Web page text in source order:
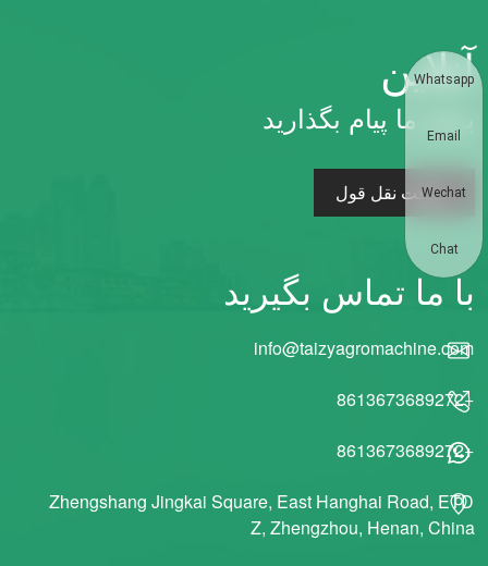
آنلاین
برای ما پیام بگذارید
دریافت نقل قول
با ما تماس بگیرید
+8613673689272
+8613673689272
Zhengshang Jingkai Square, East Hanghai Road, ETD
Z, Zhengzhou, Henan, China
Whatsapp
Email
Wechat
Chat